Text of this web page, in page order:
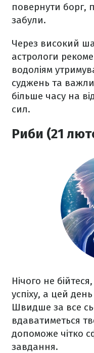
повернути борг,
забули.
Через високий
астрологи
водоліям
суджень та
більше часу на
сил.
Риби (21
Нічого не
успіху, а цей
Швидше за все
вдаватиметься
допоможе чітко
завдання.